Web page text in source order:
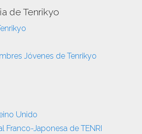
de Tenrikyo
Jóvenes de Tenrikyo
Unido
Franco-Japonesa de TENRI